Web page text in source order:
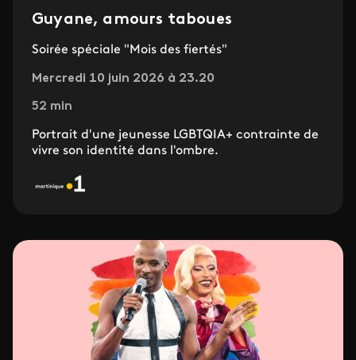
Guyane, amours taboues
Soirée spéciale "Mois des fiertés"
Mercredi 10 juin 2026 à 23.20
52 min
Portrait d'une jeunesse LGBTQIA+ contrainte de
vivre son identité dans l'ombre.